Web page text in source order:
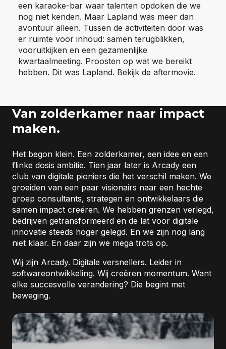
een karaoke-bar waar talenten opdoken die we
nog niet kenden. Maar Lapland was meer dan
avontuur alleen. Tussen de activiteiten door was
er ruimte voor inhoud: samen terugblikken,
vooruitkijken en een gezamenlijke
kwartaalmeeting. Proosten op wat we bereikt
hebben. Dit was Lapland. Bekijk de aftermovie.
Van zolderkamer naar impact
maken.
Het begon klein. Een zolderkamer, een idee en een
flinke dosis ambitie. Tien jaar later is Arcady een
club van digitale pioniers die het verschil maken. We
groeiden van een paar visionairs naar een hechte
groep consultants, strategen en ontwikkelaars die
samen impact creëren. We hebben grenzen verlegd,
bedrijven getransformeerd en de lat voor digitale
innovatie steeds hoger gelegd. En we zijn nog lang
niet klaar. En daar zijn we mega trots op.
Wij zijn Arcady. Digitale versnellers. Leider in
softwareontwikkeling. Wij creëren momentum. Want
elke succesvolle verandering? Die begint met
beweging.